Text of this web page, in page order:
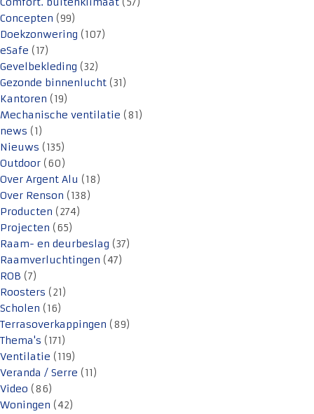
Concepten (99)
Doekzonwering (107)
eSafe (17)
Gevelbekleding (32)
Gezonde binnenlucht (31)
Kantoren (19)
Mechanische ventilatie (81)
news (1)
Nieuws (135)
Outdoor (60)
Over Argent Alu (18)
Over Renson (138)
Producten (274)
Projecten (65)
Raam- en deurbeslag (37)
Raamverluchtingen (47)
ROB (7)
Roosters (21)
Scholen (16)
Terrasoverkappingen (89)
Thema's (171)
Ventilatie (119)
Veranda / Serre (11)
Video (86)
Woningen (42)